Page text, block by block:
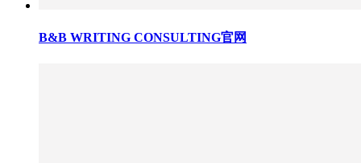
B&B WRITING CONSULTING官网